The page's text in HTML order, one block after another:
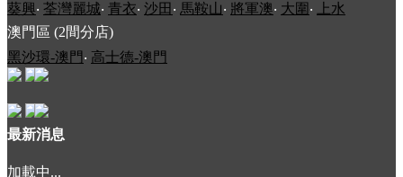
葵興‧ 荃灣麗城‧ 青衣‧ 沙田 ‧ 馬鞍山‧ 將軍澳‧ 大圍 ‧
上水
澳門區 (2間分店)
黑沙環-澳門 ‧ 高士德-澳門
最新消息
加載中...